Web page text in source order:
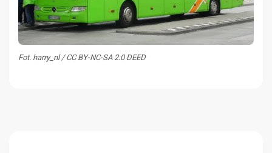
Fot. harry_nl / CC BY-NC-SA 2.0 DEED